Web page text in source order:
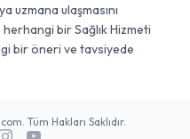
uzmana ulaşmasını
herhangi bir Sağlık Hizmeti
bir öneri ve tavsiyede
Tüm Hakları Saklıdır.